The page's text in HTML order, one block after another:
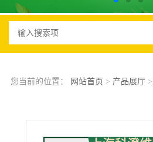
您当前的位置： 网站首页 > 产品展厅>